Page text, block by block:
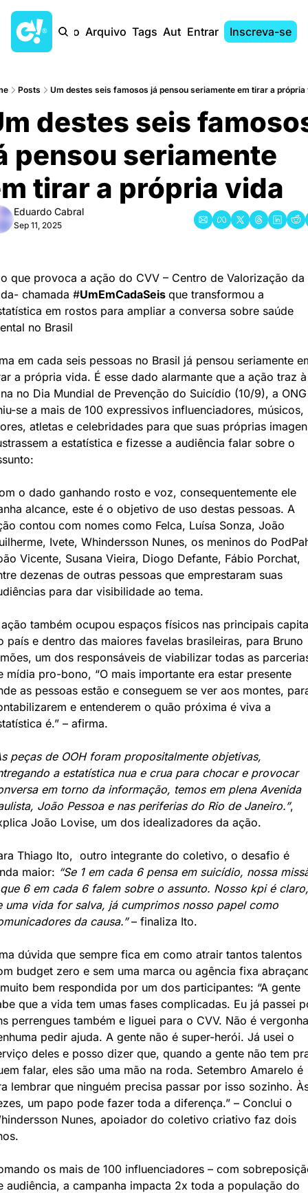
Início Arquivo Tags AutoresEntrar Inscreva-se
Posts Um destes seis famosos já pensou seriamente em tirar a própria
destes seis
pensou seriamente
tirar a própria vida
Eduardo Cabral
Sep 11, 2025
que provoca a ação do CVV – Centro de Valorização da
chamada #UmEmCadaSeis que transformou a
em rostos para ampliar a conversa sobre saúde
no Brasil
em cada seis pessoas no Brasil já pensou seriamente
a própria vida. É esse dado alarmante que a ação traz à
no Dia Mundial de Prevenção do Suicídio (10/9), a ONG
se a mais de 100 expressivos influenciadores, músicos,
atletas e celebridades para que suas próprias
a estatística e fizesse a audiência falar sobre o
o dado ganhando rosto e voz, consequentemente ele
alcance, este é o objetivo de uso destas pessoas. A
contou com nomes como Felca, Luísa Sonza, João
Ivete, Whindersson Nunes, os meninos do
Vicente, Susana Vieira, Diogo Defante, Fábio Porchat,
dezenas de outras pessoas que emprestaram suas
para dar visibilidade ao tema.
também ocupou espaços físicos nas principais
país e dentro das maiores favelas brasileiras, para Bruno
um dos responsáveis de viabilizar todas as
mídia pro-bono, “O mais importante era estar presente
as pessoas estão e conseguem se ver aos montes,
e entenderem o quão próxima é viva a
é.” – afirma.
peças de OOH foram propositalmente objetivas,
a estatística nua e crua para chocar e provocar
em torno da informação, temos em plena Avenida
João Pessoa e nas periferias do Rio de Janeiro.”,
João Lovise, um dos idealizadores da ação.
Thiago Ito,  outro integrante do coletivo, o desafio é
maior: “Se 1 em cada 6 pensa em suicídio, nossa
6 em cada 6 falem sobre o assunto. Nosso kpi é claro,
uma vida for salva, já cumprimos nosso papel como
da causa.” – finaliza Ito.
dúvida que sempre fica em como atrair tantos talentos
budget zero e sem uma marca ou agência fixa
bem respondida por um dos participantes: “A gente
que a vida tem umas fases complicadas. Eu já passei
perrengues também e liguei para o CVV. Não é vergonha
pedir ajuda. A gente não é super-herói. Já usei o
deles e posso dizer que, quando a gente não tem
falar, eles são uma mão na roda. Setembro Amarelo é
lembrar que ninguém precisa passar por isso sozinho.
um papo pode fazer toda a diferença.” – Conclui o
Nunes, apoiador do coletivo criativo faz dois
os mais de 100 influenciadores – com
audiência, a campanha impacta 2x toda a população do